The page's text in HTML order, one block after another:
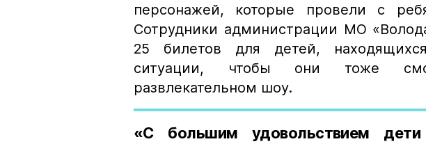
персонажей, которые провели с
Сотрудники администрации МО
25 билетов для детей,
ситуации, чтобы они тоже
развлекательном шоу.
«С большим удовольствием